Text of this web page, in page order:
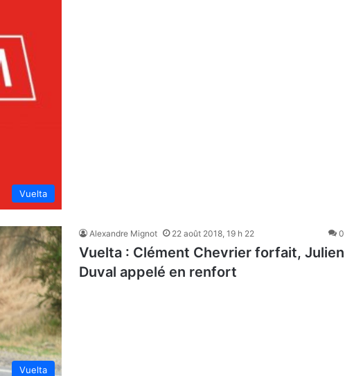
Vuelta
Vuelta
Alexandre Mignot 22 août 2018, 19 h 22 0
Vuelta : Clément Chevrier forfait, Julien
Duval appelé en renfort